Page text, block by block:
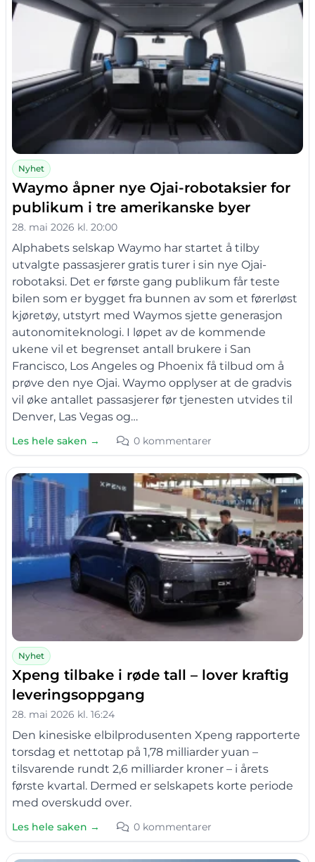
Nyhet
Waymo åpner nye Ojai-robotaksier for
publikum i tre amerikanske byer
28. mai 2026 kl. 20:00
Alphabets selskap Waymo har startet å tilby
utvalgte passasjerer gratis turer i sin nye Ojai-
robotaksi. Det er første gang publikum får teste
bilen som er bygget fra bunnen av som et førerløst
kjøretøy, utstyrt med Waymos sjette generasjon
autonomiteknologi. I løpet av de kommende
ukene vil et begrenset antall brukere i San
Francisco, Los Angeles og Phoenix få tilbud om å
prøve den nye Ojai. Waymo opplyser at de gradvis
vil øke antallet passasjerer før tjenesten utvides til
Denver, Las Vegas og…
Les hele saken → 0 kommentarer
Nyhet
Xpeng tilbake i røde tall – lover kraftig
leveringsoppgang
28. mai 2026 kl. 16:24
Den kinesiske elbilprodusenten Xpeng rapporterte
torsdag et nettotap på 1,78 milliarder yuan –
tilsvarende rundt 2,6 milliarder kroner – i årets
første kvartal. Dermed er selskapets korte periode
med overskudd over.
Les hele saken → 0 kommentarer